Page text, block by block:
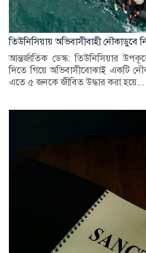
তিউনিসিয়ায় অভিবাসীবাহী নৌকাডুবে
আন্তর্জাতিক ডেস্ক: তিউনিসিয়ার
দিতে গিয়ে অভিবাসীবোঝাই একটি
এতে ৫ জনকে জীবিত উদ্ধার করা হয়ে...